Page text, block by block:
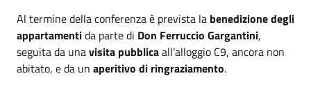
Al termine della conferenza è prevista la benedizione degli
appartamentida parte di Don Ferruccio Gargantini,
seguita da unavisita pubblicaall’alloggio C9, ancora non
abitato, e da un aperitivo di ringraziamento.